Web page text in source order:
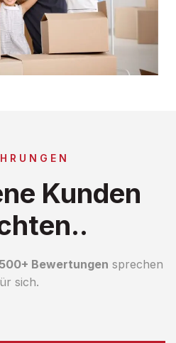
Kunden
Bewertungen sprechen
sich.